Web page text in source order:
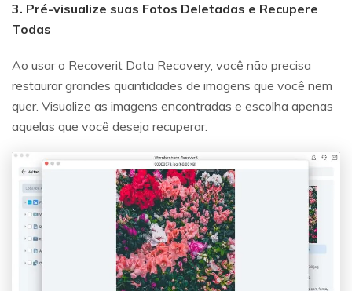
3. Pré-visualize suas Fotos Deletadas e Recupere
Todas
Ao usar o Recoverit Data Recovery, você não precisa
restaurar grandes quantidades de imagens que você nem
quer. Visualize as imagens encontradas e escolha apenas
aquelas que você deseja recuperar.